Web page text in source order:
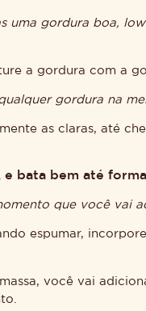
uma gordura boa,
a gordura com a
gordura na
as claras, até
bata bem até
que você vai
espumar,
você vai